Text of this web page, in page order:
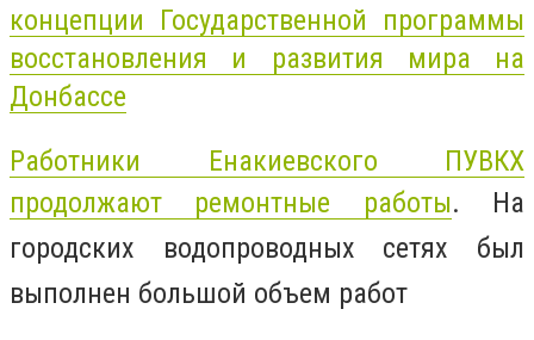
концепции Государственной программы
восстановления и развития мира на
Донбассе
Работники Енакиевского ПУВКХ
продолжают ремонтные работы. На
городских водопроводных сетях был
выполнен большой объем работ